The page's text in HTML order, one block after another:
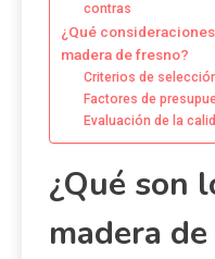
contras
¿Qué
madera de fresno?
Criterios de
Factores de
Evaluación de la
¿Qué son
madera